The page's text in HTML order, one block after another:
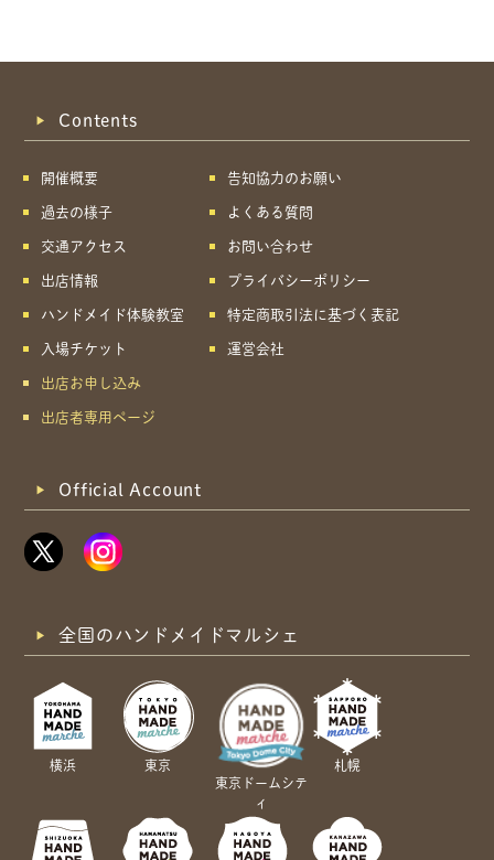
共有方法を選択
Contents
開催概要
過去の様子
交通アクセス
出店情報
ハンドメイド体験教室
入場チケット
出店お申し込み
出店者専用ページ
告知協力のお願い
よくある質問
お問い合わせ
プライバシーポリシー
特定商取引法に基づく表記
運営会社
Official Account
全国のハンドメイドマルシェ
横浜
東京
東京ドームシテ
ィ
札幌